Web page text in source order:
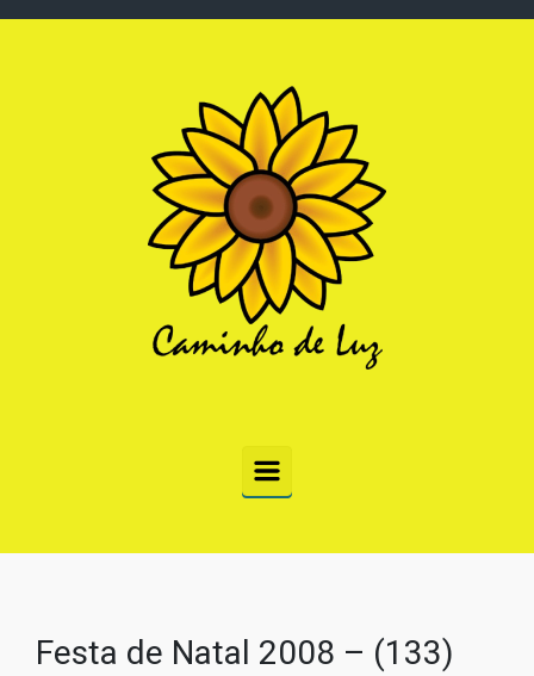
Festa de Natal 2008 – (133)